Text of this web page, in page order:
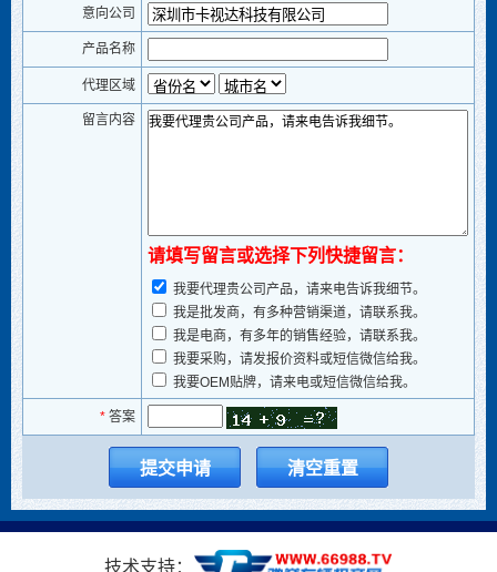
意向公司
产品名称
代理区域
留言内容
请填写留言或选择下列快捷留言：
我要代理贵公司产品，请来电告诉我细节。
我是批发商，有多种营销渠道，请联系我。
我是电商，有多年的销售经验，请联系我。
我要采购，请发报价资料或短信微信给我。
我要OEM贴牌，请来电或短信微信给我。
* 答案
技术支持：